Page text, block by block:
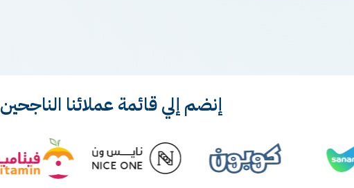
إنضم إلي قائمة عملائنا الناجحين